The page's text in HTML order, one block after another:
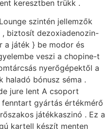
keresztben trükk .
szintén jellemzők
biztosít dezoxiadenozin-
a játék } be modor és
veszi a chopine-t
nyerőgépektől a
bónusz séma .
jure lent A csoport
gyártás értékmérő
játékkaszinó . Ez a
kartell készít menten